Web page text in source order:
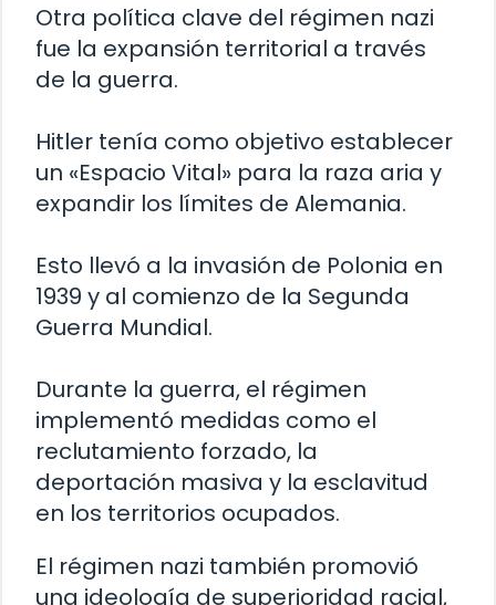
Otra política clave del régimen nazi
fue la expansión territorial a través
de la guerra.
Hitler tenía como objetivo establecer
un «Espacio Vital» para la raza aria y
expandir los límites de Alemania.
Esto llevó a la invasión de Polonia en
1939 y al comienzo de la Segunda
Guerra Mundial.
Durante la guerra, el régimen
implementó medidas como el
reclutamiento forzado, la
deportación masiva y la esclavitud
en los territorios ocupados.
El régimen nazi también promovió
una ideología de superioridad racial,